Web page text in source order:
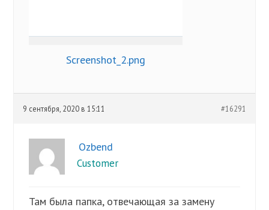
Screenshot_2.png
9 сентября, 2020 в 15:11 #16291
Ozbend
Customer
Там была папка, отвечающая за замену